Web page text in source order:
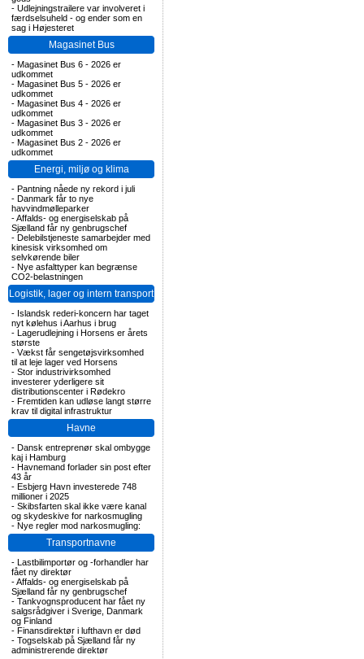
- Udlejningstrailere var involveret i
færdselsuheld - og ender som en
sag i Højesteret
Magasinet Bus
- Magasinet Bus 6 - 2026 er
udkommet
- Magasinet Bus 5 - 2026 er
udkommet
- Magasinet Bus 4 - 2026 er
udkommet
- Magasinet Bus 3 - 2026 er
udkommet
- Magasinet Bus 2 - 2026 er
udkommet
Energi, miljø og klima
- Pantning nåede ny rekord i juli
- Danmark får to nye
havvindmølleparker
-Affalds- og energiselskab på
Sjælland får ny genbrugschef
- Delebilstjeneste samarbejder med
kinesisk virksomhed om
selvkørende biler
- Nye asfalttyper kan begrænse
CO2-belastningen
Logistik, lager og intern transport
- Islandsk rederi-koncern har taget
nyt kølehus i Aarhus i brug
- Lagerudlejning i Horsens er årets
største
- Vækst får sengetøjsvirksomhed
til at leje lager ved Horsens
- Stor industrivirksomhed
investerer yderligere sit
distributionscenter i Rødekro
- Fremtiden kan udløse langt større
krav til digital infrastruktur
Havne
- Dansk entreprenør skal ombygge
kaj i Hamburg
- Havnemand forlader sin post efter
43 år
- Esbjerg Havn investerede 748
millioner i 2025
- Skibsfarten skal ikke være kanal
og skydeskive for narkosmugling
- Nye regler mod narkosmugling:
Transportnavne
- Lastbilimportør og -forhandler har
fået ny direktør
-Affalds- og energiselskab på
Sjælland får ny genbrugschef
- Tankvognsproducent har fået ny
salgsrådgiver i Sverige, Danmark
og Finland
- Finansdirektør i lufthavn er død
- Togselskab på Sjælland får ny
administrerende direktør